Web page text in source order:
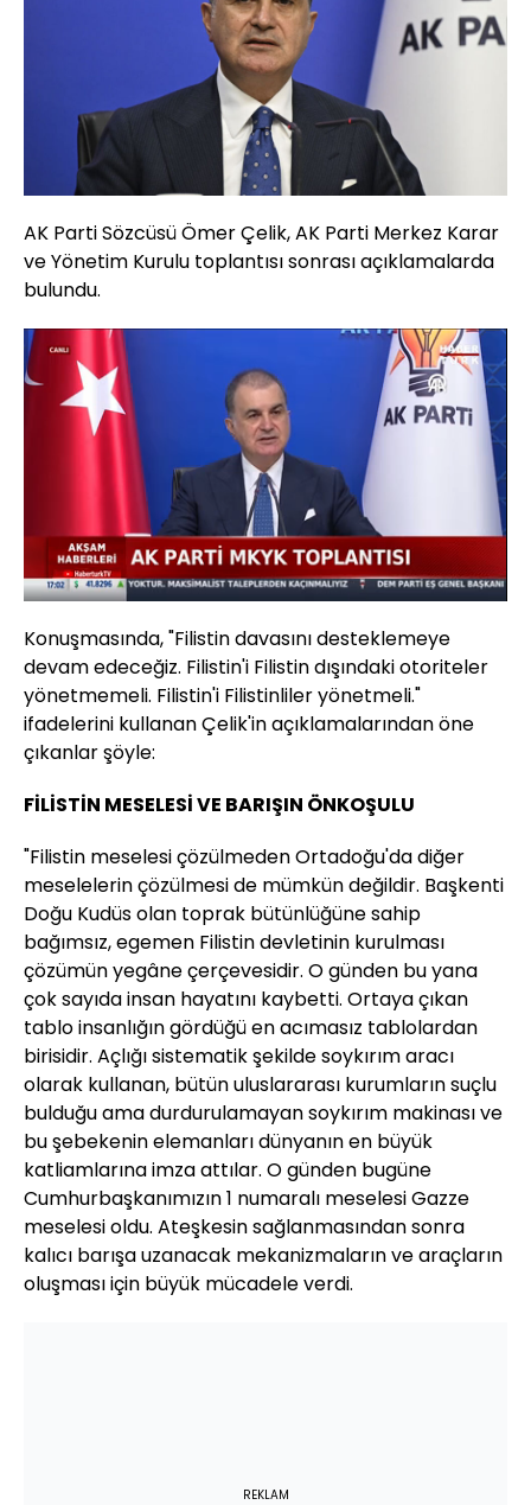
AK Parti Sözcüsü Ömer Çelik, AK Parti Merkez Karar
ve Yönetim Kurulu toplantısı sonrası açıklamalarda
bulundu.
Sesi
Aç
Yüklendi:
1.96%
Oynatma
Hızı
Konuşmasında, "Filistin davasını desteklemeye
devam edeceğiz. Filistin'i Filistin dışındaki otoriteler
yönetmemeli. Filistin'i Filistinliler yönetmeli."
ifadelerini kullanan Çelik'in açıklamalarından öne
çıkanlar şöyle:
FİLİSTİN MESELESİ VE BARIŞIN ÖNKOŞULU
"Filistin meselesi çözülmeden Ortadoğu'da diğer
meselelerin çözülmesi de mümkün değildir. Başkenti
Doğu Kudüs olan toprak bütünlüğüne sahip
bağımsız, egemen Filistin devletinin kurulması
çözümün yegâne çerçevesidir. O günden bu yana
çok sayıda insan hayatını kaybetti. Ortaya çıkan
tablo insanlığın gördüğü en acımasız tablolardan
birisidir. Açlığı sistematik şekilde soykırım aracı
olarak kullanan, bütün uluslararası kurumların suçlu
bulduğu ama durdurulamayan soykırım makinası ve
bu şebekenin elemanları dünyanın en büyük
katliamlarına imza attılar. O günden bugüne
Cumhurbaşkanımızın 1 numaralı meselesi Gazze
meselesi oldu. Ateşkesin sağlanmasından sonra
kalıcı barışa uzanacak mekanizmaların ve araçların
oluşması için büyük mücadele verdi.
REKLAM